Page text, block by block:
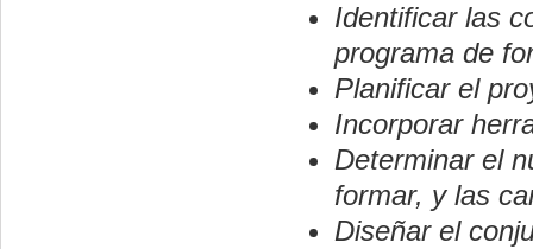
Identificar las
programa de
Planificar el
Incorporar
Determinar el
formar, y las
Diseñar el